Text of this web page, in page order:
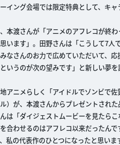
イング会場では限定特典として、キ
本渡さんが「アニメのアフレコが終
います」。田野さんは「こうして7
なさんのお力で広めていただいて、
いうのが次の望みです」と新しい夢を
アニメらしく「アイドルでゾンビで
）が、本渡さんからプレゼントされ
は「ダイジェストムービーを見たら
合わせるのはアフレコ以来だったん
私の代表作のひとつになったと思い